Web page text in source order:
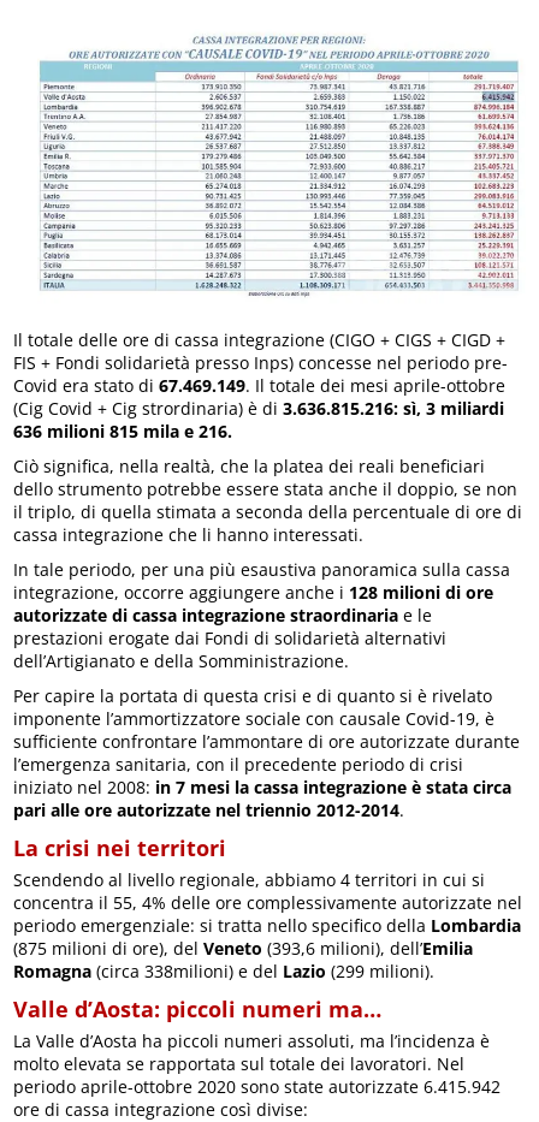
Il totale delle ore di cassa integrazione (CIGO + CIGS + CIGD +
FIS + Fondi solidarietà presso Inps) concesse nel periodo pre-
Covid era stato di67.469.149. Il totale dei mesi aprile-ottobre
(Cig Covid + Cig strordinaria) è di3.636.815.216: sì, 3 miliardi
636 milioni 815 mila e 216.
Ciò significa, nella realtà, che la platea dei reali beneficiari
dello strumento potrebbe essere stata anche il doppio, se non
il triplo, di quella stimata a seconda della percentuale di ore di
cassa integrazione che li hanno interessati.
In tale periodo, per una più esaustiva panoramica sulla cassa
integrazione, occorre aggiungere anche i 128 milioni di ore
autorizzate di cassa integrazione straordinaria e le
prestazioni erogate dai Fondi di solidarietà alternativi
dell’Artigianato e della Somministrazione.
Per capire la portata di questa crisi e di quanto si è rivelato
imponente l’ammortizzatore sociale con causale Covid-19, è
sufficiente confrontare l’ammontare di ore autorizzate durante
l’emergenza sanitaria, con il precedente periodo di crisi
iniziato nel 2008: in 7 mesi la cassa integrazione è stata circa
pari alle ore autorizzate nel triennio 2012-2014.
La crisi nei territori
Scendendo al livello regionale, abbiamo 4 territori in cui si
concentra il 55, 4% delle ore complessivamente autorizzate nel
periodo emergenziale: si tratta nello specifico della Lombardia
(875 milioni di ore), delVeneto (393,6 milioni), dell’Emilia
Romagna (circa 338milioni) e del Lazio (299 milioni).
Valle d’Aosta: piccoli numeri ma…
La Valle d’Aosta ha piccoli numeri assoluti, ma l’incidenza è
molto elevata se rapportata sul totale dei lavoratori. Nel
periodo aprile-ottobre 2020 sono state autorizzate 6.415.942
ore di cassa integrazione così divise: